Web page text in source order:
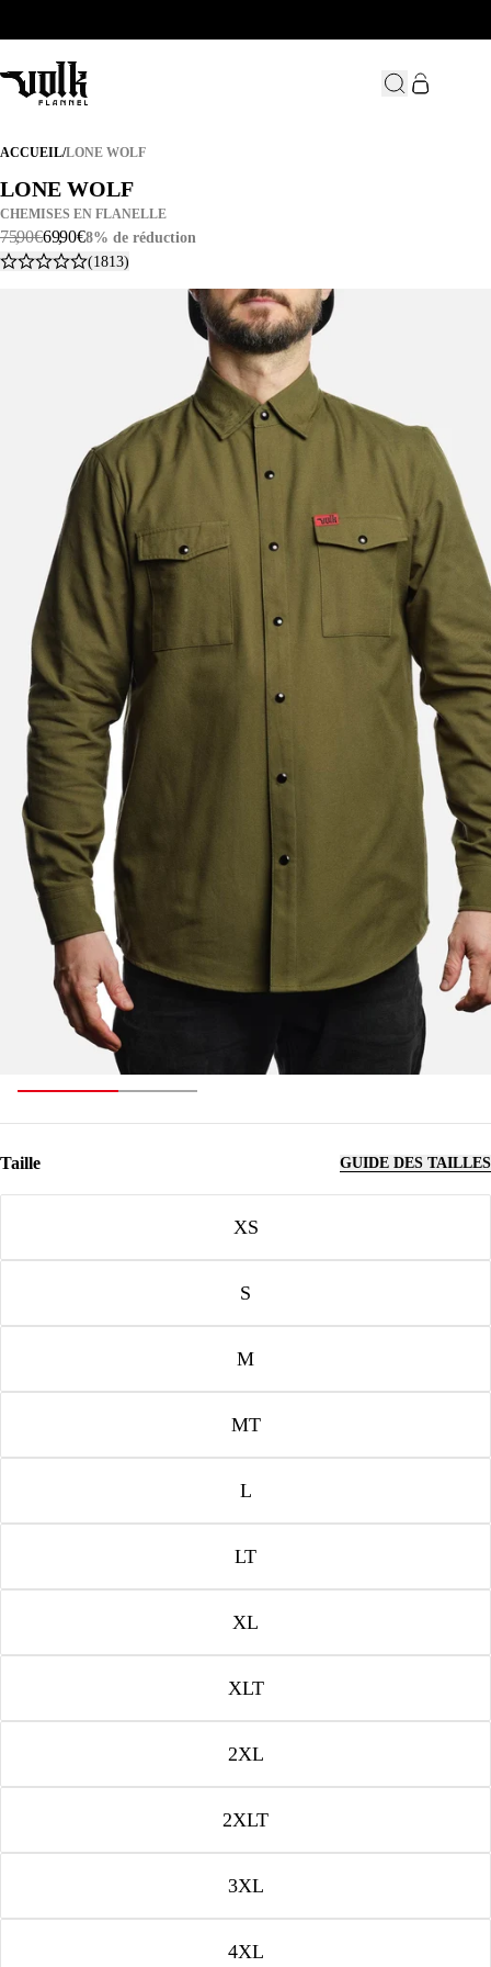
ACCUEIL/LONE WOLF
LONE WOLF
LONE WOLF
LONE WOLF
CHEMISES EN FLANELLE
75,90€69,90€8% de réduction
(1813)
Taille GUIDE DES TAILLES
XS
S
M
MT
L
LT
XL
XLT
2XL
2XLT
3XL
4XL